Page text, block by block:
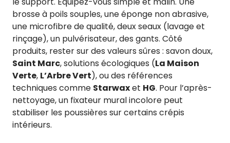
brosse à poils souples, une éponge non abrasive,
une microfibre de qualité, deux seaux (lavage et
rinçage), un pulvérisateur, des gants. Côté
produits, rester sur des valeurs sûres : savon doux,
Saint Marc, solutions écologiques (La Maison
Verte, L’Arbre Vert), ou des références
techniques comme Starwaxet HG. Pour l’après-
nettoyage, un fixateur mural incolore peut
stabiliser les poussières sur certains crépis
intérieurs.